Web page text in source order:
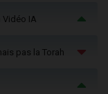
Vidéo IA
pas la Torah